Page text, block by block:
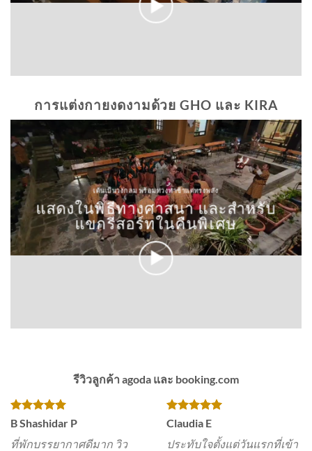
การแต่งกายงดงามด้วย GHO และ KIRA
เต้นเป็นวงกลม พร้อมท่วงท่าช้าแต่ทรงพลัง
แสดงในพิธีทางศาสนา และสำหรับ
แขกรีสอร์ทในคืนพิเศษ
รีวิวลูกค้า agoda และ booking.com
B Shashidar P
ที่พักบรรยากาศดีมาก วิว
Claudia E
ประทับใจตั้งแต่วันแรกที่เข้า